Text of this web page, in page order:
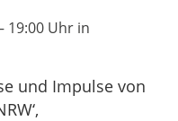
19:00 Uhr in
und Impulse von